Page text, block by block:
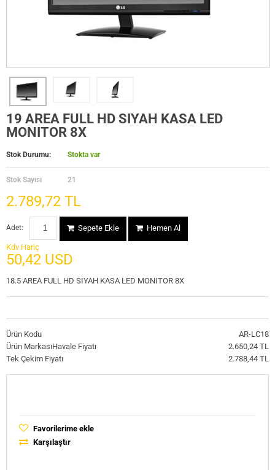
19 AREA FULL HD SIYAH KASA LED
MONITOR 8X
Stok Durumu: Stokta var
Stok Sayısı 21
2.789,72 TL
Adet: Sepete Ekle Hemen Al
Kdv Hariç
50,42 USD
18.5 AREA FULL HD SIYAH KASA LED MONITOR 8X
Ürün Kodu
AR-LC18
Ürün MarkasıHavale Fiyatı
2.650,24 TL
Tek Çekim Fiyatı
2.788,44 TL
Favorilerime ekle
Karşılaştır